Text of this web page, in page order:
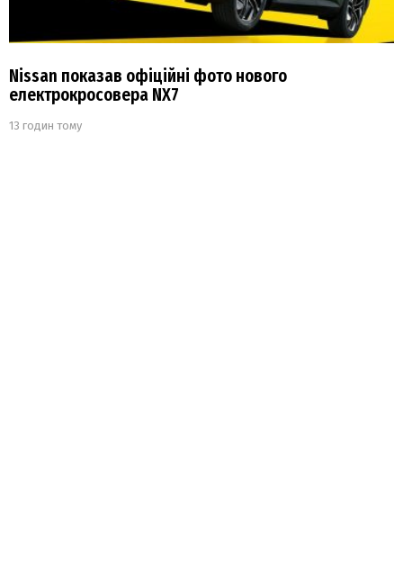
Nissan показав офіційні фото нового
електрокросовера NX7
13 годин тому